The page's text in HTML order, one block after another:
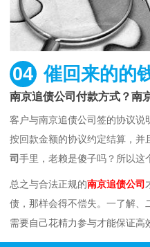
04 催回来的的
南京追债公司付款方式？南
客户与南京追债公司签的协议说
按回款金额的协议约定结算，并
司手里，老赖是傻子吗？所以这
总之与合法正规的南京追债公司
债，那样会得不偿失。一了解
需要自己花精力参与才能保证高